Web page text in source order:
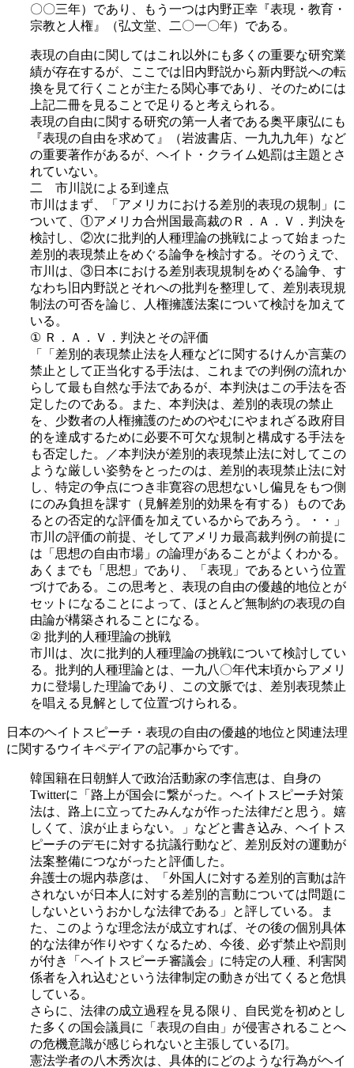
〇〇三年）であり、もう一つは内野正幸『表現・教育・
宗教と人権』（弘文堂、二〇一〇年）である。
表現の自由に関してはこれ以外にも多くの重要な研究業
績が存在するが、ここでは旧内野説から新内野説への転
換を見て行くことが主たる関心事であり、そのためには
上記二冊を見ることで足りると考えられる。
表現の自由に関する研究の第一人者である奥平康弘にも
『表現の自由を求めて』（岩波書店、一九九九年）など
の重要著作があるが、ヘイト・クライム処罰は主題とさ
れていない。
二 市川説による到達点
市川はまず、「アメリカにおける差別的表現の規制」に
ついて、①アメリカ合州国最高裁のＲ．Ａ．Ｖ．判決を
検討し、②次に批判的人種理論の挑戦によって始まった
差別的表現禁止をめぐる論争を検討する。そのうえで、
市川は、③日本における差別表現規制をめぐる論争、す
なわち旧内野説とそれへの批判を整理して、差別表現規
制法の可否を論じ、人権擁護法案について検討を加えて
いる。
① Ｒ．Ａ．Ｖ．判決とその評価
「「差別的表現禁止法を人種などに関するけんか言葉の
禁止として正当化する手法は、これまでの判例の流れか
らして最も自然な手法であるが、本判決はこの手法を否
定したのである。また、本判決は、差別的表現の禁止
を、少数者の人権擁護のためのやむにやまれざる政府目
的を達成するために必要不可欠な規制と構成する手法を
も否定した。／本判決が差別的表現禁止法に対してこの
ような厳しい姿勢をとったのは、差別的表現禁止法に対
し、特定の争点につき非寛容の思想ないし偏見をもつ側
にのみ負担を課す（見解差別的効果を有する）ものであ
るとの否定的な評価を加えているからであろう。・・」
市川の評価の前提、そしてアメリカ最高裁判例の前提に
は「思想の自由市場」の論理があることがよくわかる。
あくまでも「思想」であり、「表現」であるという位置
づけである。この思考と、表現の自由の優越的地位とが
セットになることによって、ほとんど無制約の表現の自
由論が構築されることになる。
② 批判的人種理論の挑戦
市川は、次に批判的人種理論の挑戦について検討してい
る。批判的人種理論とは、一九八〇年代末頃からアメリ
カに登場した理論であり、この文脈では、差別表現禁止
を唱える見解として位置づけられる。
日本のヘイトスピーチ・表現の自由の優越的地位と関連法理
に関するウイキペデイアの記事からです。
韓国籍在日朝鮮人で政治活動家の李信恵は、自身の
Twitterに「路上が国会に繋がった。ヘイトスピーチ対策
法は、路上に立ってたみんなが作った法律だと思う。嬉
しくて、涙が止まらない。」などと書き込み、ヘイトス
ピーチのデモに対する抗議行動など、差別反対の運動が
法案整備につながったと評価した。
弁護士の堀内恭彦は、「外国人に対する差別的言動は許
されないが日本人に対する差別的言動については問題に
しないというおかしな法律である」と評している。ま
た、このような理念法が成立すれば、その後の個別具体
的な法律が作りやすくなるため、今後、必ず禁止や罰則
が付き「ヘイトスピーチ審議会」に特定の人種、利害関
係者を入れ込むという法律制定の動きが出てくると危惧
している。
さらに、法律の成立過程を見る限り、自民党を初めとし
た多くの国会議員に「表現の自由」が侵害されることへ
の危機意識が感じられないと主張している[7]。
憲法学者の八木秀次は、具体的にどのような行為がヘイ